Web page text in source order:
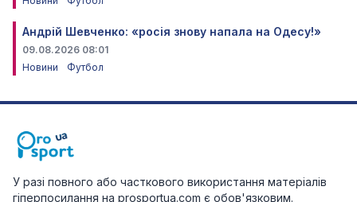
Андрій Шевченко: «росія знову напала на Одесу!»
09.08.2026 08:01
Новини
Футбол
У разі повного або часткового використання матеріалів
гіперпосилання на prosportua.com є обов'язковим.